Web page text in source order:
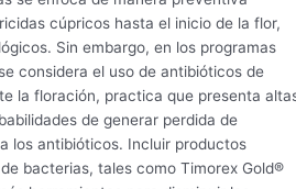
cúpricos hasta el inicio de la flor,
Sin embargo, en los programas
considera el uso de antibióticos de
la floración, practica que presenta
de generar perdida de
los antibióticos. Incluir productos
bacterias, tales como Timorex Gold®